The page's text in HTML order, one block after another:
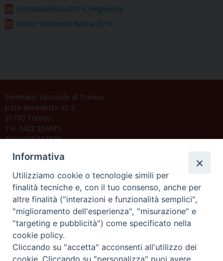
SettimanaBiblica2019_Pieghevole
Poster Settimana Biblica 2019
Seminario Vescovile di Treviso
p.tta Benedetto XI, 2
31100 Treviso
Tel. 0422 324835
Fax 0422 324836
C.F. 94004060268
Orario di segreteria
Lunedì 17.30-19.30
Martedì 17.30-19.30
Mercoledì 17.30-19.30
Giovedì 17.30-19.30
Informativa
Utilizziamo cookie o tecnologie simili per
finalità tecniche e, con il tuo consenso, anche per
altre finalità ("interazioni e funzionalità semplici",
"miglioramento dell'esperienza", "misurazione" e
"targeting e pubblicità") come specificato nella
cookie policy.
Cliccando su "accetta" acconsenti all'utilizzo dei
cookie. Cliccando su "personalizza" puoi avere